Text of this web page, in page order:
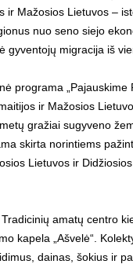
ir Mažosios Lietuvos –
nuo seno siejo
gyventojų migracija iš
programa „Pajauskime
ir Mažosios
gražiai sugyveno
skirta norintiems
Lietuvos ir
amatų centro
kapela „Ašvelė“.
dainas, šokius ir